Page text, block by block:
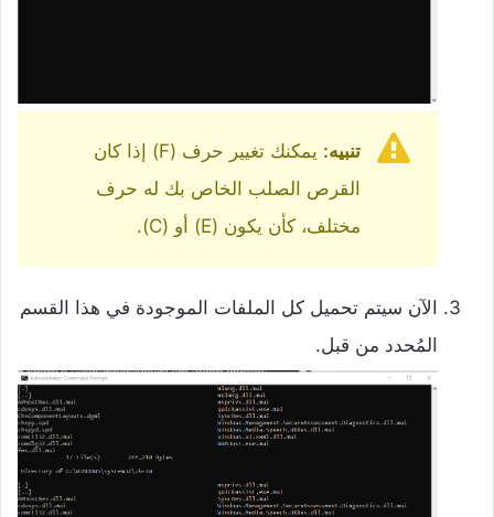
تنبيه:
يمكنك تغيير حرف (F) إذا كان
القرص الصلب الخاص بك له حرف
مختلف، كأن يكون (E) أو (C).
الآن سيتم تحميل كل الملفات الموجودة في هذا القسم
المُحدد من قبل.